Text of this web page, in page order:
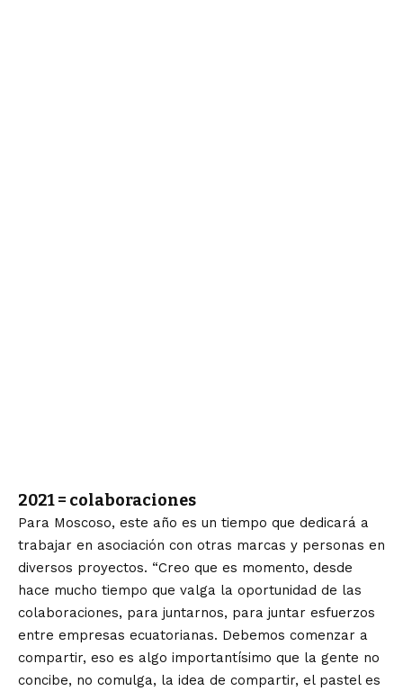
2021 = colaboraciones
Para Moscoso, este año es un tiempo que dedicará a
trabajar en asociación con otras marcas y personas en
diversos proyectos. “Creo que es momento, desde
hace mucho tiempo que valga la oportunidad de las
colaboraciones, para juntarnos, para juntar esfuerzos
entre empresas ecuatorianas. Debemos comenzar a
compartir, eso es algo importantísimo que la gente no
concibe, no comulga, la idea de compartir, el pastel es